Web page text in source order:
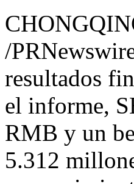
/
resultados
el informe,
RMB y un
5.312